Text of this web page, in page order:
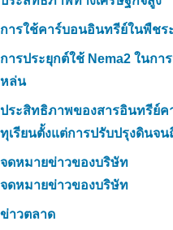
การใช้คาร์บอนอินทรีย์ในพืชร
การประยุกต์ใช้ Nema2 ในกา
หล่น
ประสิทธิภาพของสารอินทรีย์ค
ทุเรียนตั้งแต่การปรับปรุงดินจ
จดหมายข่าวของบริษัท
จดหมายข่าวของบริษัท
ข่าวตลาด